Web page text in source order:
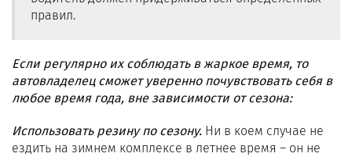
правил.
Если регулярно их соблюдать в жаркое время, то
автовладелец сможет уверенно почувствовать себя в
любое время года, вне зависимости от сезона:
Использовать резину по сезону. Ни в коем случае не
ездить на зимнем комплексе в летнее время – он не